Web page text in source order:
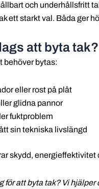
och underhållsfritt
ett starkt val. Båda ger
att byta tak?
behöver bytas:
eller rost på plåt
glidna pannor
fuktproblem
sin tekniska livslängd
skydd, energieffektivitet
för att byta tak? Vi